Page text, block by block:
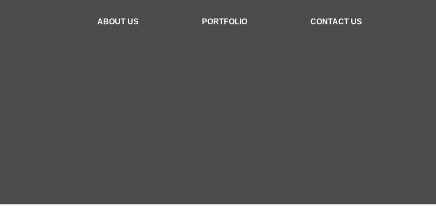
ABOUT US PORTFOLIO CONTACT US